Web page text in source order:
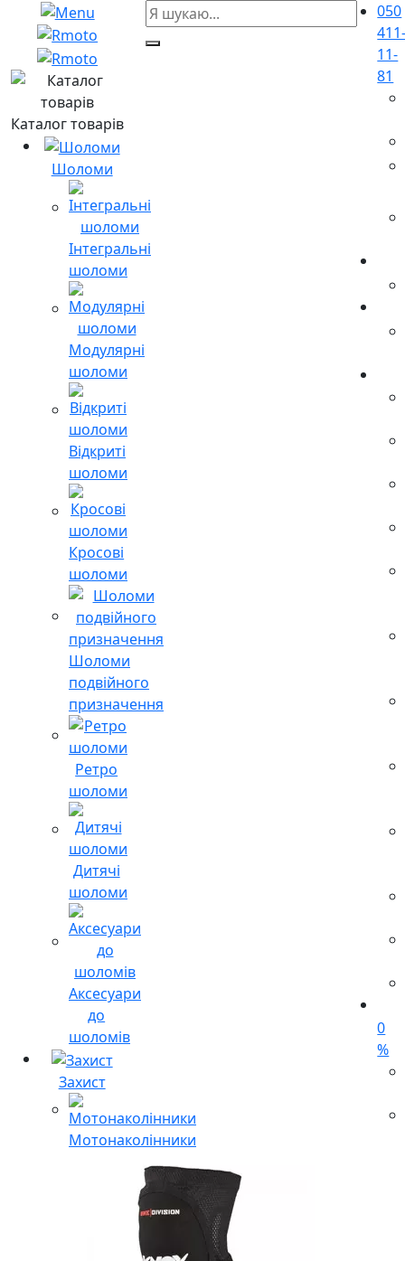
Каталог товарів
Шоломи
Інтегральні
шоломи
Модулярні
шоломи
Відкриті
шоломи
Кросові
шоломи
Шоломи
подвійного
призначення
Ретро
шоломи
Дитячі
шоломи
Аксесуари
до
шоломів
Захист
Мотонаколінники
050
11-
81
0
%